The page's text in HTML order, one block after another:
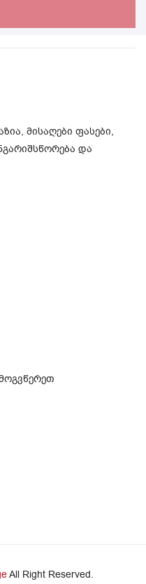
მისაღები ფასები,
და
All Right Reserved.